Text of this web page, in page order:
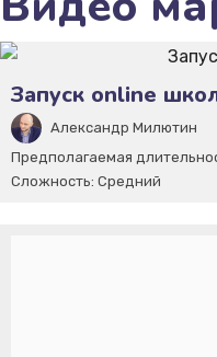
Запуск online
Александр Милютин
Предполагаемая
Сложность: Средний